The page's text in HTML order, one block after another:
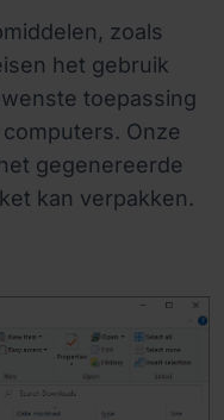
zoals
het gebruik
toepassing
Onze
gegenereerde
kan verpakken.